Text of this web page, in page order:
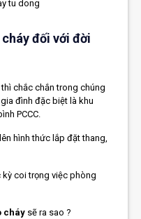
tu dong
đối với đời
thì chắc chắn trong chúng
đình đặc biệt là khu
PCCC.
hình thức lắp đặt thang,
coi trọng việc phòng
cháy sẽ ra sao ?